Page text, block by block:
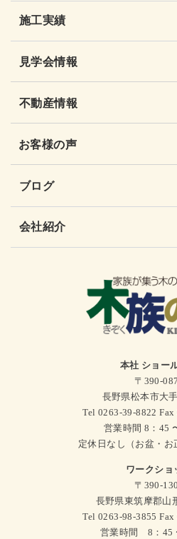
施工実績
見学会情報
不動産情報
お客様の声
ブログ
会社紹介
本社 ショー
〒390-
長野県松本市大
Tel 0263-39-8822
営業時間 8：45
定休日なし（お盆・お
ワークショ
〒390-
長野県東筑摩郡山
Tel 0263-98-3855
営業時間 8：45